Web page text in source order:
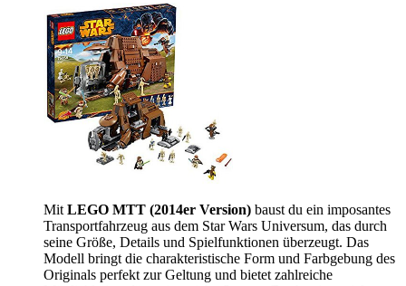
Mit LEGO MTT (2014er Version) baust du ein imposantes
Transportfahrzeug aus dem Star Wars Universum, das durch
seine Größe, Details und Spielfunktionen überzeugt. Das
Modell bringt die charakteristische Form und Farbgebung des
Originals perfekt zur Geltung und bietet zahlreiche